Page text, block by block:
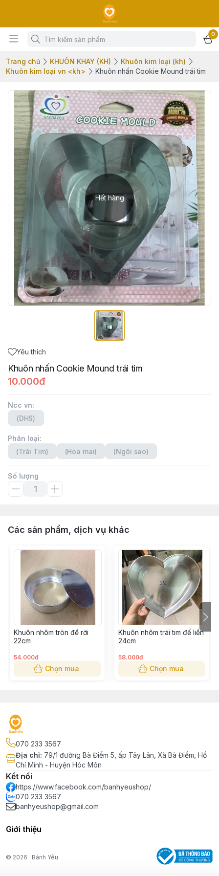
0
Trang chủ KHUÔN KHAY (KH)
Khuôn kim loại (kh)
Khuôn kim loại vn <kh>
Khuôn nhấn Cookie Mound trái tim
Hết hàng
Yêu thích
Khuôn nhấn Cookie Mound trái tim
10.000đ
Ncc vn:
(DHS)
Phân loại:
(Trái Tim)
(Hoa mai) (Ngôi sao)
Số lượng
Các sản phẩm, dịch vụ khác
Khuôn nhôm tròn đế rời
22cm
54.000đ
Chọn mua
Khuôn nhôm trái tim đế liền
24cm
58.000đ
Chọn mua
070 233 3567
Địa chỉ: 79/1 đường Bà Điểm 5, ấp Tây Lân, Xã Bà Điểm, Hồ
Chí Minh - Huyện Hóc Môn
Kết nối
https://www.facebook.com/banhyeushop/
070 233 3567
banhyeushop@gmail.com
Giới thiệu
© 2026 Bánh Yêu